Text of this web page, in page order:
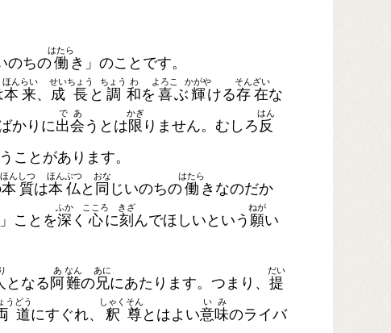
のちの働
はたら
き」のことです。
本
ほん
来
らい
、 成
せい
長
ちょう
と 調
ちょう
和
わ
を 喜
よろこ
ぶ 輝
かがや
ける存
そん
在
ざい
な
かりに出
で
会
あ
うとは 限
かぎ
りません。むしろ 反
はん
うことがあります。
本
ほん
質
しつ
は本
ほん
仏
ぶつ
と 同
おな
じいのちの働
はたら
きなのだか
ことを深
ふか
く 心
こころ
に刻
きざ
んでほしいという 願
ねが
い
となる 阿
あ
難
なん
の兄
あに
にあたります。つまり、 提
だい
う
道
どう
にすぐれ、 釈
しゃく
尊
そん
とはよい意
い
味
み
のライバ